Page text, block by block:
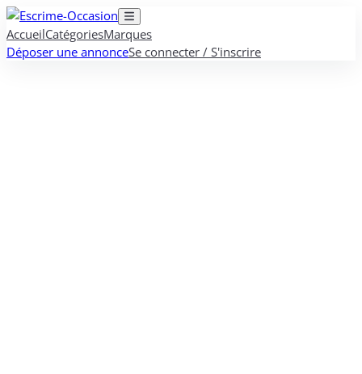
AccueilCatégoriesMarques
Déposer une annonceSe connecter / S'inscrire